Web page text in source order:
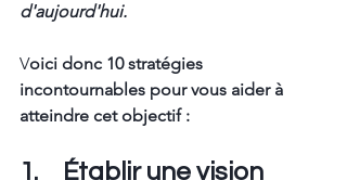
d'aujourd'hui.
Voici donc 10 stratégies
incontournables pour vous aider à
atteindre cet objectif :
1.	Établir une vision